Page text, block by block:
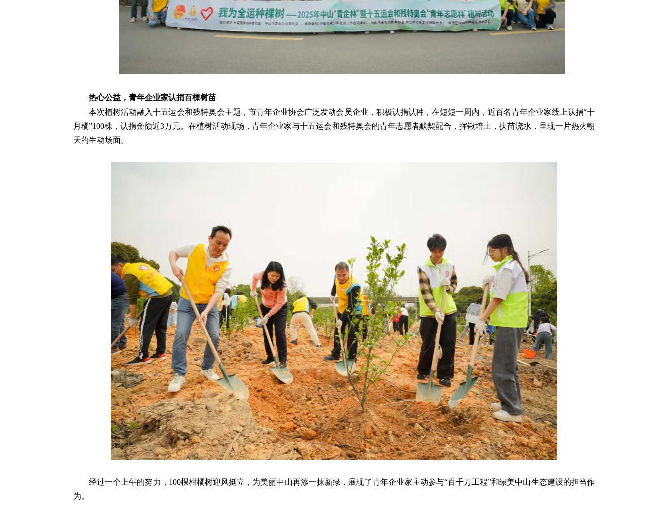
热心公益，青年企业家认捐百棵树苗
本次植树活动融入十五运会和残特奥会主题，市青年企业协会广泛发动会员企业，积极认捐认种，在短短一周内，近百名青年企业家线上认捐“十
月橘”100株，认捐金额近3万元。在植树活动现场，青年企业家与十五运会和残特奥会的青年志愿者默契配合，挥锹培土，扶苗浇水，呈现一片热火朝
天的生动场面。
经过一个上午的努力，100棵柑橘树迎风挺立，为美丽中山再添一抹新绿，展现了青年企业家主动参与“百千万工程”和绿美中山生态建设的担当作
为。